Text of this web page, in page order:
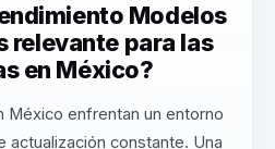
Modelos
relevante para las
en México?
México enfrentan un entorno
constante. Una